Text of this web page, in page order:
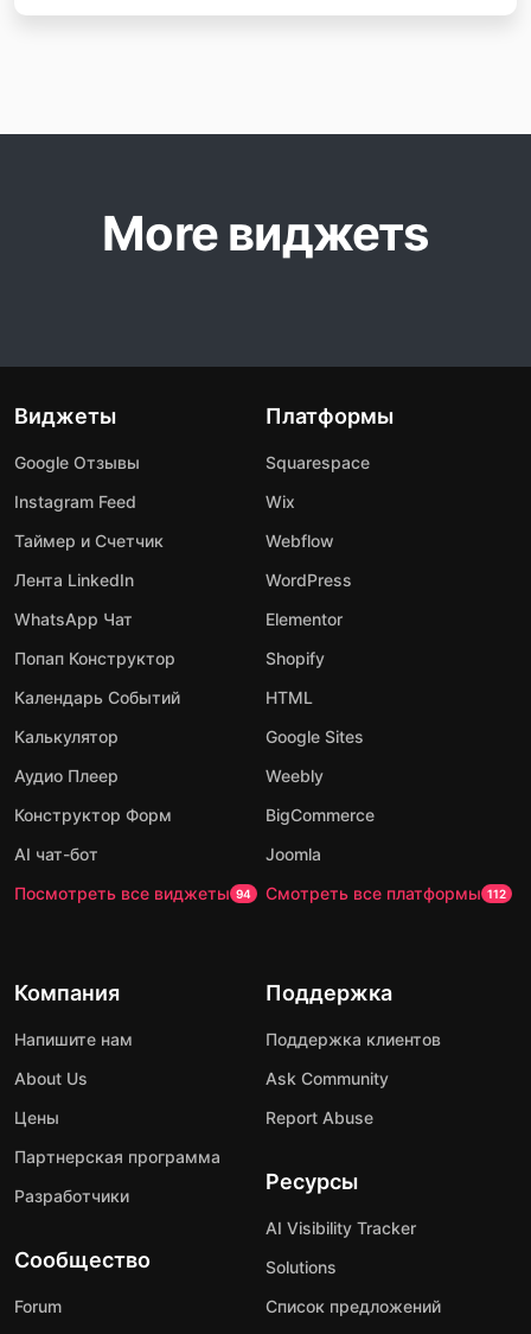
More виджетs
Виджеты
Google Отзывы
Instagram Feed
Таймер и Счетчик
Лента LinkedIn
WhatsApp Чат
Попап Конструктор
Календарь Событий
Калькулятор
Аудио Плеер
Конструктор Форм
AI чат-бот
Посмотреть все виджеты 94
Платформы
Squarespace
Wix
Webflow
WordPress
Elementor
Shopify
HTML
Google Sites
Weebly
BigCommerce
Joomla
Смотреть все платформы 112
Компания
Напишите нам
About Us
Цены
Партнерская программа
Разработчики
Сообщество
Forum
Поддержка
Поддержка клиентов
Ask Community
Report Abuse
Ресурсы
AI Visibility Tracker
Solutions
Список предложений